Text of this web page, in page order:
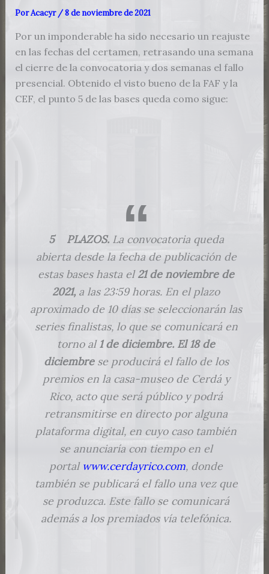
PorAcacyr /8 de noviembre de 2021
Por un imponderable ha sido necesario un reajuste
en las fechas del certamen, retrasando una semana
el cierre de la convocatoria y dos semanas el fallo
presencial. Obtenido el visto bueno de la FAF y la
CEF, el punto 5 de las bases queda como sigue:
5 PLAZOS. La convocatoria queda
abierta desde la fecha de publicación de
estas bases hasta el21 de noviembre de
2021, a las 23:59 horas. En el plazo
aproximado de 10 días se seleccionarán las
series finalistas, lo que se comunicará en
torno al 1 de diciembre. El 18 de
diciembrese producirá el fallo de los
premios en la casa-museo de Cerdá y
Rico, acto que será público y podrá
retransmitirse en directo por alguna
plataforma digital, en cuyo caso también
se anunciaría con tiempo en el
portal www.cerdayrico.com, donde
también se publicará el fallo una vez que
se produzca. Este fallo se comunicará
además a los premiados vía telefónica.